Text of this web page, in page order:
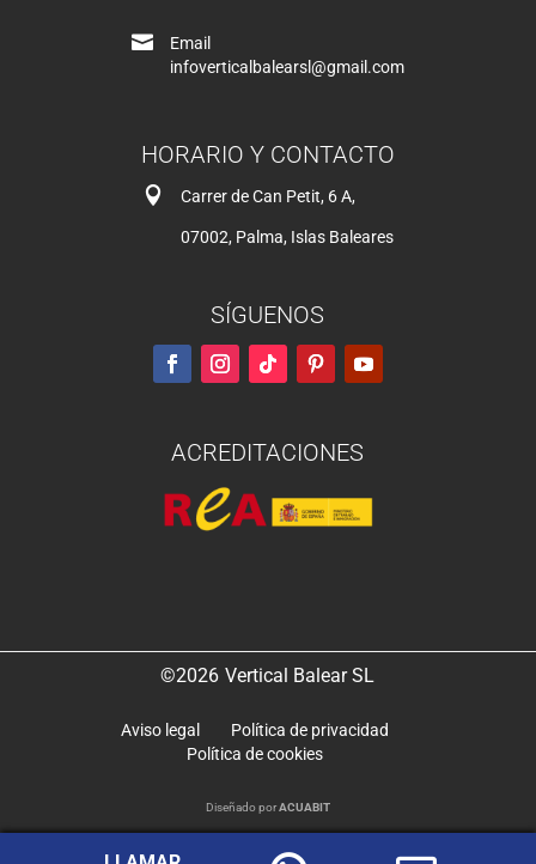

Email
infoverticalbalearsl@gmail.com
HORARIO Y CONTACTO
 Carrer de Can Petit, 6 A,
07002, Palma, Islas Baleares
SÍGUENOS
ACREDITACIONES
©2026 Vertical Balear SL
Aviso legal
Política de privacidad
Política de cookies
Diseñado porACUABIT